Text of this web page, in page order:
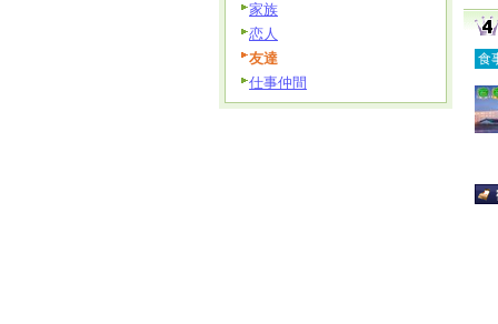
食
家族
恋人
友達
仕事仲間